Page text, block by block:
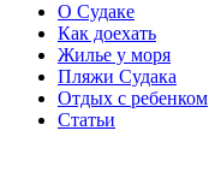
О Судаке
Как доехать
Жилье у моря
Пляжи Судака
Отдых с ребенком
Статьи